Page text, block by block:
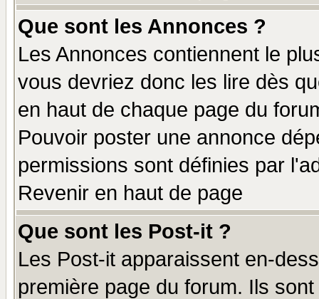
Que sont les Annonces ?
Les Annonces contiennent le
vous devriez donc les lire dès
en haut de chaque page du
Pouvoir poster une annonce
permissions sont définies par
Revenir en haut de page
Que sont les Post-it ?
Les Post-it apparaissent en-
première page du forum. Ils